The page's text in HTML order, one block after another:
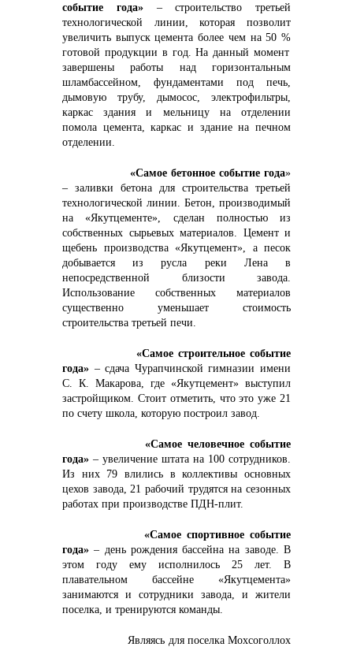
info@vostokcement.ru
событие года»– строительство третьей
технологической линии, которая позволит
увеличить выпуск цементаболее чем на 50 %
готовой продукции в год. На данный момент
завершены работы над горизонтальным
шламбассейном, фундаментами под печь,
дымовую трубу, дымосос, электрофильтры,
каркас здания и мельницу на отделении
помола цемента, каркас и здание на печном
отделении.
«Самое бетонное событие года»
– заливки бетона для строительства третьей
технологической линии. Бетон, производимый
на «Якутцементе», сделан полностью из
собственных сырьевых материалов. Цемент и
щебень производства «Якутцемент», а песок
добывается из русла реки Лена в
непосредственной близости завода.
Использование собственных материалов
существенно уменьшает стоимость
строительства третьей печи.
«Самое строительное событие
года» – сдача Чурапчинской гимназии имени
С. К. Макарова, где «Якутцемент» выступил
застройщиком. Стоит отметить, что это уже 21
по счету школа, которую построил завод.
«Самое человечное событие
года» – увеличение штата на 100 сотрудников.
Из них 79 влились в коллективы основных
цехов завода, 21 рабочий трудятся на сезонных
работах при производстве ПДН-плит.
«Самое спортивное событие
года» – день рождения бассейна на заводе. В
этом году ему исполнилось 25 лет. В
плавательном бассейне «Якутцемента»
занимаются и сотрудники завода, и жители
поселка, и тренируются команды.
Являясь для поселка Мохсоголлох